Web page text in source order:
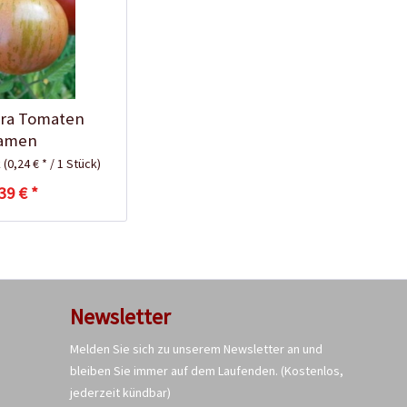
Tomaten
(0,24 € * / 1 Stück)
€ *
Bio Tomatendünger
Inhalt1 Kilogramm
Newsletter
Melden Sie sich zu unserem Newsletter an und
bleiben Sie immer auf dem Laufenden. (Kostenlos,
jederzeit kündbar)